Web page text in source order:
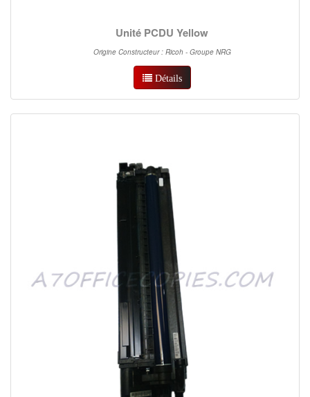
Unité PCDU Yellow
Origine Constructeur : Ricoh - Groupe NRG
Détails